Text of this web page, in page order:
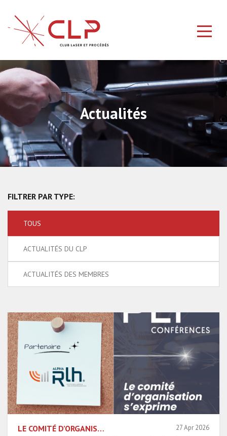
Actualités
FILTRER PAR TYPE:
TOUS
ACTUALITÉS DU CLP
ACTUALITÉS DES MEMBRES
LE COMITÉ D’ORGANISATION S’EXPRIME – ALPHA-RLH 27 Apr 2026